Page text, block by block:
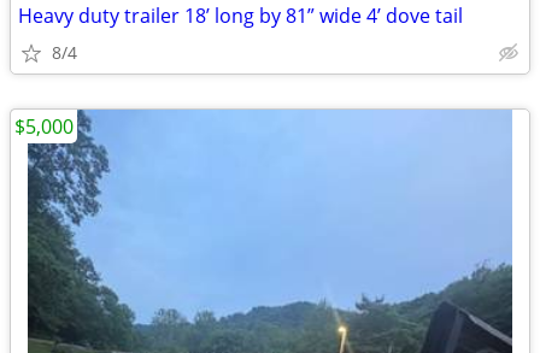
Heavy duty trailer 18’ long by 81” wide 4’ dove tail
8/4
$5,000